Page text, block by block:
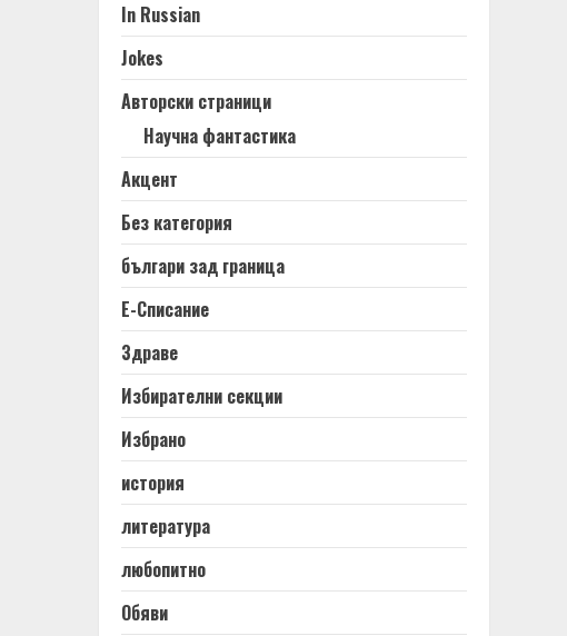
In Russian
Jokes
Авторски страници
Научна фантастика
Акцент
Без категория
българи зад граница
Е-Списание
Здраве
Избирателни секции
Избрано
история
литература
любопитно
Обяви